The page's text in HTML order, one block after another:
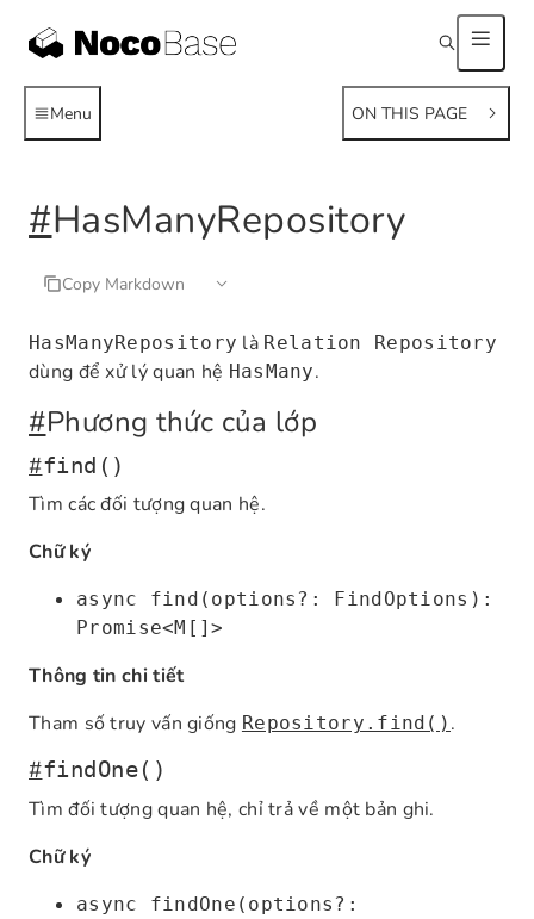
Menu ON THIS PAGE
#HasManyRepository
Copy Markdown
HasManyRepository là Relation Repository
dùng để xử lý quan hệ HasMany.
#Phương thức của lớp
#find()
Tìm các đối tượng quan hệ.
Chữ ký
async find(options?: FindOptions):
Promise<M[]>
Thông tin chi tiết
Tham số truy vấn giống Repository.find() .
#findOne()
Tìm đối tượng quan hệ, chỉ trả về một bản ghi.
Chữ ký
async findOne(options?: